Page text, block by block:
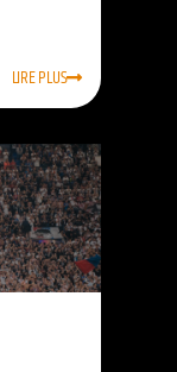
LIRE PLUS